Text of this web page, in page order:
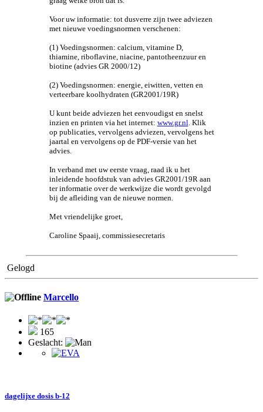
Voor uw informatie: tot dusverre zijn twee adviezen
met nieuwe voedingsnormen verschenen:
(1) Voedingsnormen: calcium, vitamine D,
thiamine, riboflavine, niacine, pantotheenzuur en
biotine (advies GR 2000/12)
(2) Voedingsnormen: energie, eiwitten, vetten en
verteerbare koolhydraten (GR2001/19R)
U kunt beide adviezen het eenvoudigst en snelst
inzien en printen via het internet: www.gr.nl. Klik
op publicaties, vervolgens adviezen, vervolgens het
jaartal en vervolgens op de PDF-versie van het
advies.
In verband met uw eerste vraag, raad ik u het
inleidende hoofdstuk van advies GR2001/19R aan
ter informatie over de werkwijze die wordt gevolgd
bij de afleiding van de nieuwe normen.
Met vriendelijke groet,
Caroline Spaaij, commissiesecretaris
Gelogd
Marcello
165
Geslacht:
dagelijxe dosis b-12